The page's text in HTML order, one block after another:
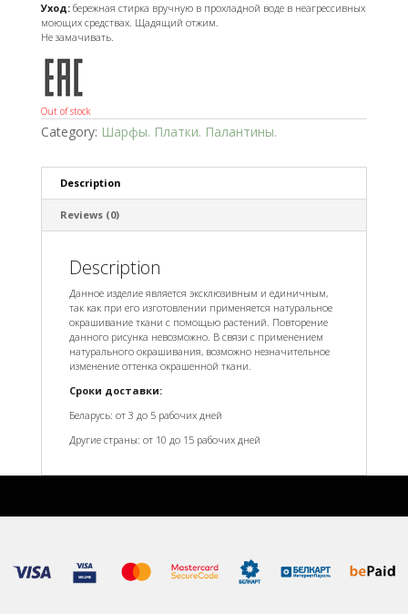
Уход:бережная стирка вручную в прохладной воде в неагрессивных
моющих средствах. Щадящий отжим.
Не замачивать.
Out of stock
Category: Шарфы. Платки. Палантины.
Description
Reviews (0)
Description
Данное изделие является эксклюзивным и единичным,
так как при его изготовлении применяется натуральное
окрашивание ткани с помощью растений. Повторение
данного рисунка невозможно. В связи с применением
натурального окрашивания, возможно незначительное
изменение оттенка окрашенной ткани.
Сроки доставки:
Беларусь: от 3 до 5 рабочих дней
Другие страны: от 10 до 15 рабочих дней